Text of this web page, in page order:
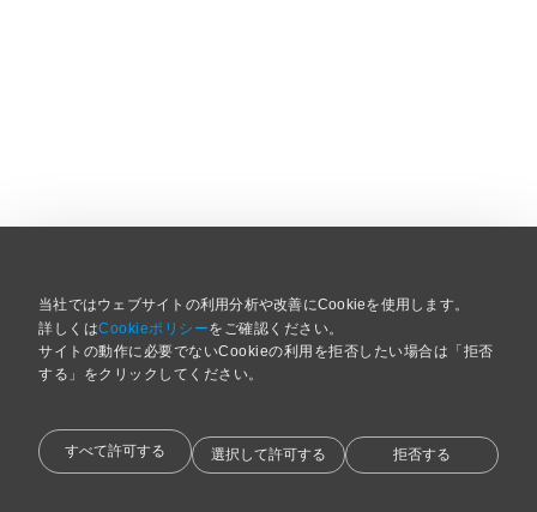
当社ではウェブサイトの利用分析や改善にCookieを使用します。
詳しくはCookieポリシーをご確認ください。
サイトの動作に必要でないCookieの利用を拒否したい場合は「拒否
する」をクリックしてください。
すべて許可する 選択して許可する 拒否する